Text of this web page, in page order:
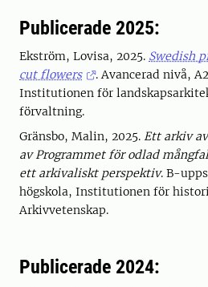
Publicerade 2025:
Ekström, Lovisa, 2025. Swedish
cut flowers
. Avancerad nivå,
Institutionen för
förvaltning.
Gränsbo, Malin, 2025. Ett arkiv
av Programmet för odlad
ett arkivaliskt perspektiv. B-
högskola, Institutionen för
Arkivvetenskap.
Publicerade 2024: